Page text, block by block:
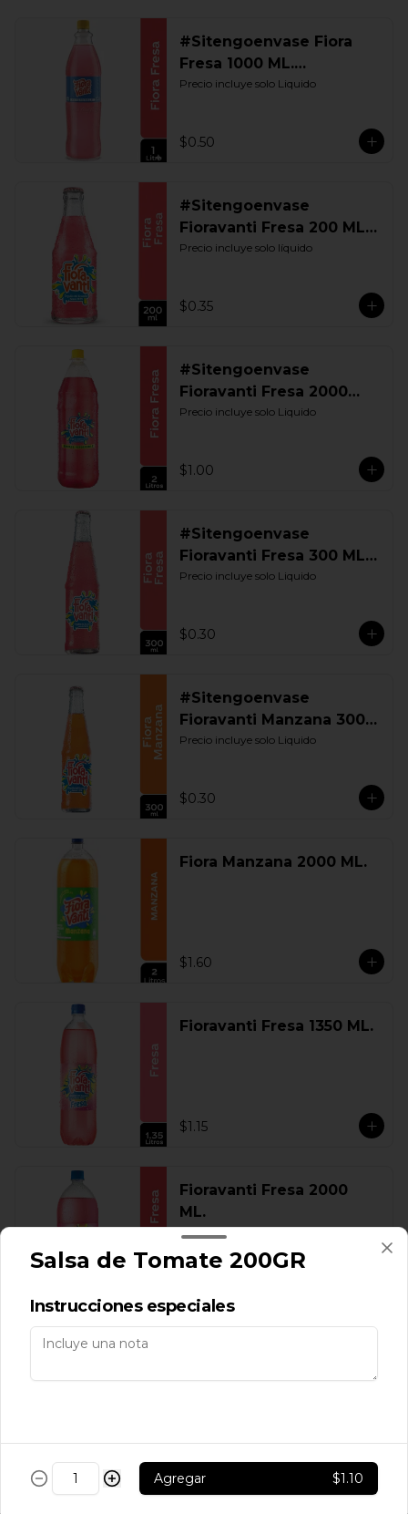
#Sitengoenvase Fiora
Fresa 1000 ML.
Retornable
Precio incluye solo Liquido
$0.50
#Sitengoenvase
Fioravanti Fresa 200 ML.
Retornable
Precio incluye solo líquido
$0.35
#Sitengoenvase
Fioravanti Fresa 2000
ML. Retornable
Precio incluye solo Liquido
$1.00
#Sitengoenvase
Fioravanti Fresa 300 ML.
Retornable
Precio incluye solo Liquido
$0.30
#Sitengoenvase
Fioravanti Manzana 300
ML. Retornable
Precio incluye solo Liquido
$0.30
Fiora Manzana 2000 ML.
$1.60
Fioravanti Fresa 1350 ML.
$1.15
Fioravanti Fresa 2000
ML.
Salsa de Tomate 200GR
Instrucciones especiales
Agregar $1.10